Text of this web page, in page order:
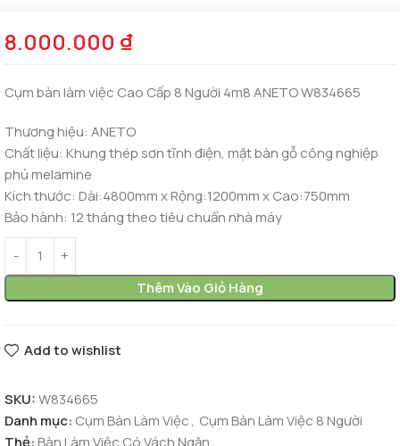
8.000.000 ₫
Cụm bàn làm việc Cao Cấp 8 Người 4m8 ANETO W834665
Thương hiệu: ANETO
Chất liệu: Khung thép sơn tĩnh điện, mặt bàn gỗ công nghiệp
phủ melamine
Kích thước: Dài:4800mm x Rộng:1200mm x Cao:750mm
Bảo hành: 12 tháng theo tiêu chuẩn nhà máy
Thêm Vào Giỏ Hàng
Add to wishlist
SKU:W834665
Danh mục: Cụm Bàn Làm Việc, Cụm Bàn Làm Việc 8 Người
Thẻ:Bàn Làm Việc Có Vách Ngăn